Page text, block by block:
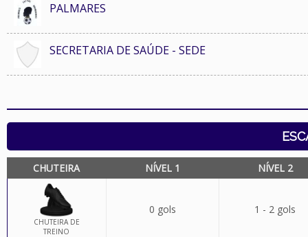
PALMARES
SECRETARIA DE SAÚDE - SEDE
CHUTEIRA NÍVEL 1 NÍVEL 2
CHUTEIRA DE
TREINO
0 gols 1 - 2 gols